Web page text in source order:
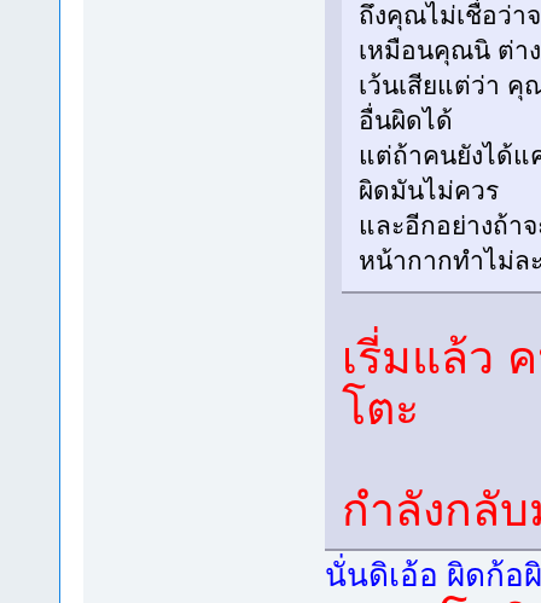
ถึงคุณไม่เชื่อว่า
เหมือนคุณนิ ต่า
เว้นเสียแต่ว่า คุ
อื่นผิดได้
แต่ถ้าคนยังได้แ
ผิดมันไม่ควร
และอีกอย่างถ้า
หน้ากากทำไม่ล
เรี่มแล้ว
โตะ
กำลังกลั
นั่นดิเอ้อ ผิดก้อ